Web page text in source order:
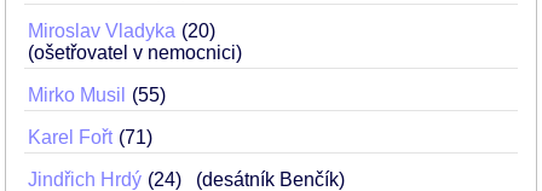
Miroslav Vladyka
20
(ošetřovatel v nemocnici)
Mirko Musil 55
Karel Fořt 71
Jindřich Hrdý 24 (desátník Benčík)